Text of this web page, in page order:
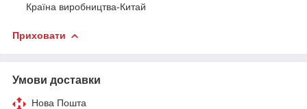
Країна виробництва-Китай
Приховати
Умови доставки
Нова Пошта